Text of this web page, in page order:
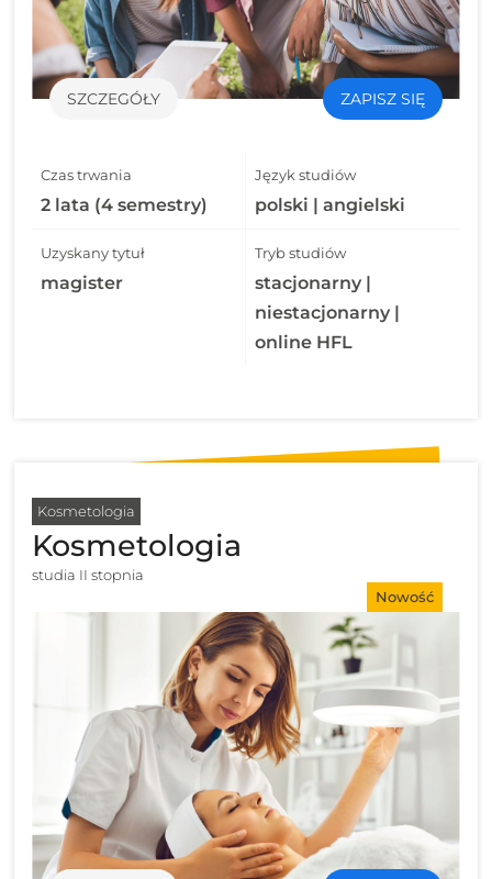
SZCZEGÓŁY ZAPISZ SIĘ
Czas trwania
2 lata (4 semestry)
Język studiów
polski | angielski
Uzyskany tytuł
magister
Tryb studiów
stacjonarny |
niestacjonarny |
online HFL
Kosmetologia
Kosmetologia
studia II stopnia
Nowość